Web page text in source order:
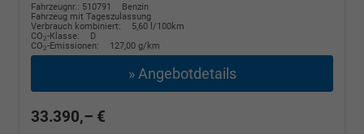
Fahrzeugnr.: 510791
Benzin
Fahrzeug mit Tageszulassung
Verbrauch kombiniert:
5,60 l/100km
CO2-Klasse:
D
CO2-Emissionen: 127,00 g/km
» Angebotdetails
33.390,– €